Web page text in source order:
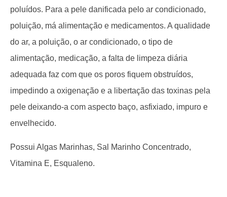
poluídos. Para a pele danificada pelo ar condicionado,
poluição, má alimentação e medicamentos. A qualidade
do ar, a poluição, o ar condicionado, o tipo de
alimentação, medicação, a falta de limpeza diária
adequada faz com que os poros fiquem obstruídos,
impedindo a oxigenação e a libertação das toxinas pela
pele deixando-a com aspecto baço, asfixiado, impuro e
envelhecido.
Possui Algas Marinhas, Sal Marinho Concentrado,
Vitamina E, Esqualeno.